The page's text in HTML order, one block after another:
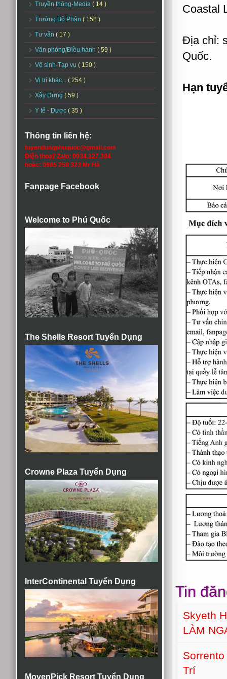
Truyền thông-Media ( 14 )
Trưởng Bộ Phận ( 158 )
Tư vấn ( 17 )
Văn phòng/Điều hành ( 59 )
Vệ sinh-Tạp vụ ( 150 )
Vị trí khác... ( 254 )
Xây Dựng ( 59 )
Y tế - Dược ( 35 )
Thông tin liên hệ:
tuyendungphuquoc@gmail.com
Điện thoại/ Zalo: 0934.127.384
hoặc: 0985 258 323 Mr Hà
Fanpage Facebook
Welcome to Phú Quốc
The Shells Resort Tuyển Dụng
Crowne Plaza Tuyển Dụng
InterContinental Tuyển Dụng
MovenPick Resort Tuyển Dụng
Coastal
Địa chỉ:
Quốc.
Hạn
Tin
Skyeth
LÀM
Trí